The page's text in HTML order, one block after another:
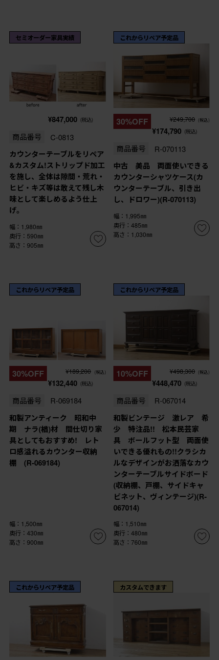
セミオーダー家具実績
¥847,000 (税込)
商品番号 C-0813
カウンターテーブルをリペア
&カスタム!ストリップド加工
を施し、全体は隙間・荒れ・
ヒビ・キズ等は敢えて残し木
味として楽しめるよう仕上
げ。
幅：1,980㎜
奥行：590㎜
高さ：905㎜
これからリペア予定品
30%OFF ¥249,700 (税込)
¥174,790 (税込)
商品番号 R-070113
中古 美品 両面使いできる
カウンターシャツケース(カ
ウンターテーブル、引き出
し、ドロワー)(R-070113)
幅：1,995㎜
奥行：485㎜
高さ：1,030㎜
これからリペア予定品
30%OFF ¥189,200 (税込)
¥132,440 (税込)
商品番号 R-069184
和製アンティーク 昭和中
期 ナラ(楢)材 間仕切り家
具としてもおすすめ! レト
ロ感溢れるカウンター収納
棚 (R-069184)
幅：1,500㎜
奥行：430㎜
高さ：900㎜
これからリペア予定品
10%OFF ¥498,300 (税込)
¥448,470 (税込)
商品番号 R-067014
和製ビンテージ 激レア 希
少 特注品!! 松本民芸家
具 ボールフット型 両面使
いできる優れもの!!クラシカ
ルなデザインがお洒落なカウ
ンターテーブルサイドボード
(収納棚、戸棚、サイドキャ
ビネット、ヴィンテージ)(R-
067014)
幅：1,510㎜
奥行：480㎜
高さ：760㎜
これからリペア予定品 カスタムできます